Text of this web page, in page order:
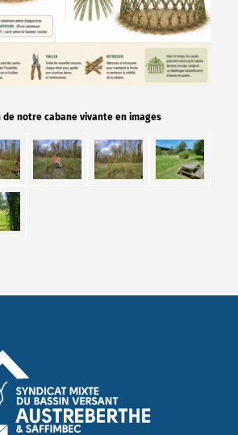
notre cabane vivante en images